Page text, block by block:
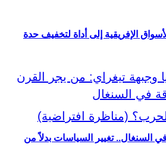
الإفريقية إلى أداة لتخفيف حدة
السنغال.. تغيير السياسات بدلاً من